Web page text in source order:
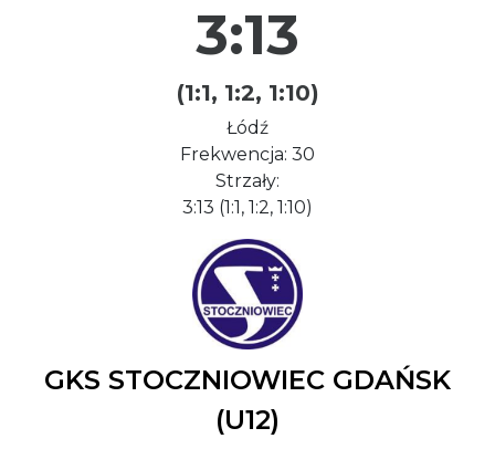
3:13
(1:1, 1:2, 1:10)
Łódź
Frekwencja: 30
Strzały:
3:13 (1:1, 1:2, 1:10)
GKS STOCZNIOWIEC GDAŃSK
(U12)